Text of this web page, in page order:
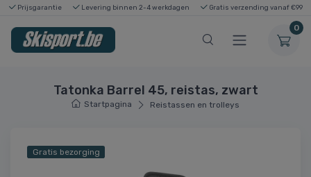
Prijsgarantie Levering binnen 2-4 werkdagen Gratis verzending vanaf €99
0
Tatonka Barrel 45, reistas, zwart
Startpagina Reistassen en trolleys
Gratis bezorging